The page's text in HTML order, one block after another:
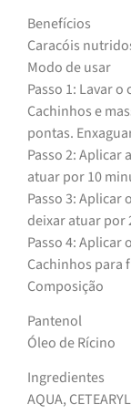
Benefícios
Caracóis
Modo de usar
Passo 1: Lavar
Cachinhos e
pontas.
Passo 2: Aplicar
atuar por 10
Passo 3: Aplicar
deixar atuar por
Passo 4: Aplicar
Cachinhos para
Composição
Pantenol
Óleo de Rícino
Ingredientes
AQUA,